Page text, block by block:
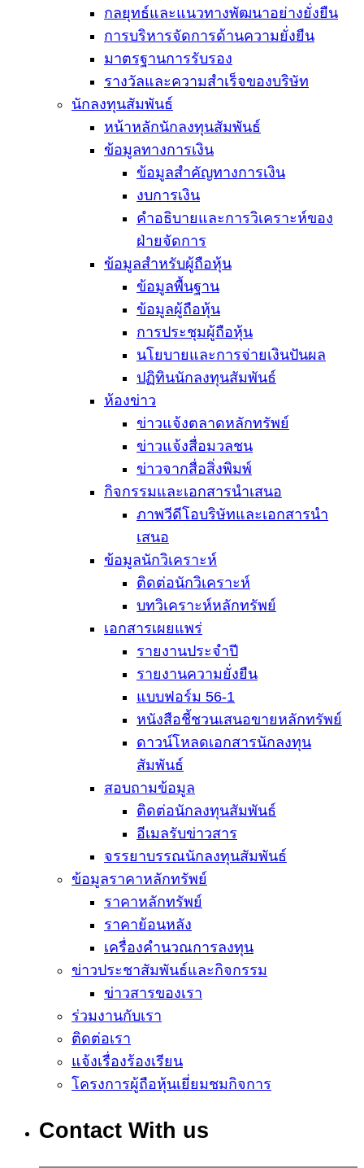
กลยุทธ์และแนวทางพัฒนาอย่างยั่งยืน
การบริหารจัดการด้านความยั่งยืน
มาตรฐานการรับรอง
รางวัลและความสำเร็จของบริษัท
นักลงทุนสัมพันธ์
หน้าหลักนักลงทุนสัมพันธ์
ข้อมูลทางการเงิน
ข้อมูลสำคัญทางการเงิน
งบการเงิน
คำอธิบายและการวิเคราะห์ของ
ฝ่ายจัดการ
ข้อมูลสำหรับผู้ถือหุ้น
ข้อมูลพื้นฐาน
ข้อมูลผู้ถือหุ้น
การประชุมผู้ถือหุ้น
นโยบายและการจ่ายเงินปันผล
ปฏิทินนักลงทุนสัมพันธ์
ห้องข่าว
ข่าวแจ้งตลาดหลักทรัพย์
ข่าวแจ้งสื่อมวลชน
ข่าวจากสื่อสิ่งพิมพ์
กิจกรรมและเอกสารนำเสนอ
ภาพวีดีโอบริษัทและเอกสารนำ
เสนอ
ข้อมูลนักวิเคราะห์
ติดต่อนักวิเคราะห์
บทวิเคราะห์หลักทรัพย์
เอกสารเผยแพร่
รายงานประจำปี
รายงานความยั่งยืน
แบบฟอร์ม 56-1
หนังสือชี้ชวนเสนอขายหลักทรัพย์
ดาวน์โหลดเอกสารนักลงทุน
สัมพันธ์
สอบถามข้อมูล
ติดต่อนักลงทุนสัมพันธ์
อีเมลรับข่าวสาร
จรรยาบรรณนักลงทุนสัมพันธ์
ข้อมูลราคาหลักทรัพย์
ราคาหลักทรัพย์
ราคาย้อนหลัง
เครื่องคำนวณการลงทุน
ข่าวประชาสัมพันธ์และกิจกรรม
ข่าวสารของเรา
ร่วมงานกับเรา
ติดต่อเรา
แจ้งเรื่องร้องเรียน
โครงการผู้ถือหุ้นเยี่ยมชมกิจการ
Contact With us